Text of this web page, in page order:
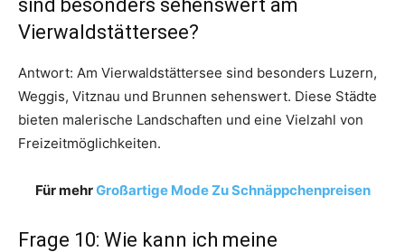
sind besonders sehenswert am
Vierwaldstättersee?
Antwort: Am Vierwaldstättersee sind besonders Luzern,
Weggis, Vitznau und Brunnen sehenswert. Diese Städte
bieten malerische Landschaften und eine Vielzahl von
Freizeitmöglichkeiten.
Für mehrGroßartige Mode Zu Schnäppchenpreisen
Frage 10: Wie kann ich meine